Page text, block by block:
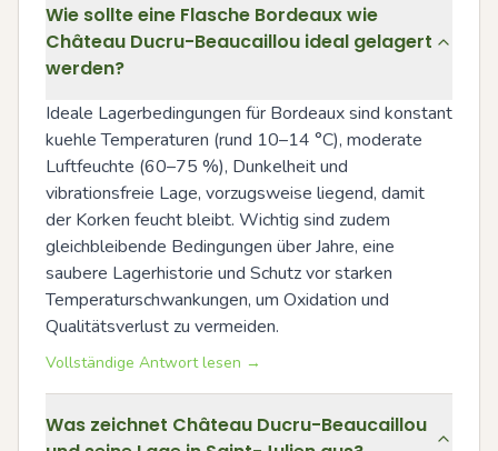
Wie sollte eine Flasche Bordeaux wie
Château Ducru-Beaucaillou ideal gelagert
werden?
Ideale Lagerbedingungen für Bordeaux sind konstant
kuehle Temperaturen (rund 10–14 °C), moderate
Luftfeuchte (60–75 %), Dunkelheit und
vibrationsfreie Lage, vorzugsweise liegend, damit
der Korken feucht bleibt. Wichtig sind zudem
gleichbleibende Bedingungen über Jahre, eine
saubere Lagerhistorie und Schutz vor starken
Temperaturschwankungen, um Oxidation und
Qualitätsverlust zu vermeiden.
Vollständige Antwort lesen →
Was zeichnet Château Ducru-Beaucaillou